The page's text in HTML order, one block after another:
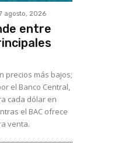
agosto, 2026
entre
precios más bajos;
el Banco Central,
cada dólar en
el BAC ofrece
venta.